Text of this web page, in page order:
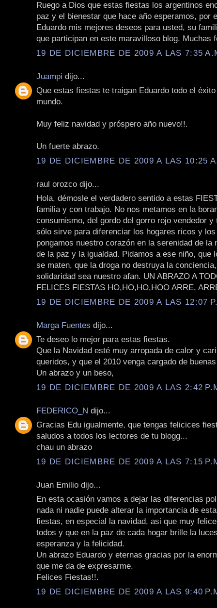
Ruego a Dios que estas fiestas los argentinos
paz y el bienestar que hace año esperamos, por
Eduardo mis mejores deseos para usted, su
que participan en este maravilloso blog. Muchas
19 DE DICIEMBRE DE 2009 A LAS 7:35
Juampi dijo...
Que estas fiestas te traigan Eduardo todo el
mundo.
Muy feliz navidad y próspero año nuevo!!.
Un fuerte abrazo.
19 DE DICIEMBRE DE 2009 A LAS 10:25
raul orozco dijo...
Hola, démosle el verdadero sentido a estas
familia y con trabajo. No nos metamos en la
consumismo, del gordo del gorro rojo vendedor y
sólo sirve para diferenciar los hogares ricos y
pongamos nuestro corazón en la serenidad de la
de la paz y la igualdad. Pidamos a ese niño, que
se maten, que la droga no destruya la
solidaridad sea nuestro afan. UN ABRAZO A
FELICES FIESTAS HO,HO,HO,HOO ARRE,
19 DE DICIEMBRE DE 2009 A LAS 12:07
Marga Fuentes dijo...
Te deseo lo mejor para estas fiestas.
Que la Navidad esté muy arropada de calor y
queridos, y que el 2010 venga cargado de
Un abrazo y un beso,
19 DE DICIEMBRE DE 2009 A LAS 2:42
FEDERICO_N dijo...
Gracias Edu igualmente, que tengas felicices
saludos a todos los lectores de tu blogg...
chau un abrazo
19 DE DICIEMBRE DE 2009 A LAS 7:15
Juan Emilio dijo...
En esta ocasión vamos a dejar las diferencias
nada ni nadie puede alterar la importancia de
fiestas, en especial la navidad, asi que muy
todos y que en la paz de cada hogar brille la
esperanza y la felicidad.
Un abrazo Eduardo y eternas gracias por la
que me da de expresarme.
Felices Fiestas!!.
19 DE DICIEMBRE DE 2009 A LAS 9:40